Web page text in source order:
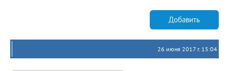
Добавить
26 июня 2017 г. 15:04